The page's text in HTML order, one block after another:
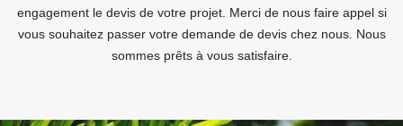
engagement le devis de votre projet. Merci de nous faire appel si
vous souhaitez passer votre demande de devis chez nous. Nous
sommes prêts à vous satisfaire.